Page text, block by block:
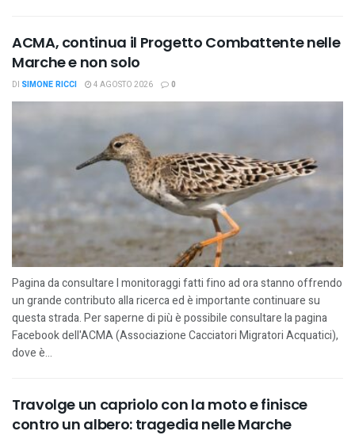
ACMA, continua il Progetto Combattente nelle
Marche e non solo
DI SIMONE RICCI 4 AGOSTO 2026 0
Pagina da consultare I monitoraggi fatti fino ad ora stanno offrendo
un grande contributo alla ricerca ed è importante continuare su
questa strada. Per saperne di più è possibile consultare la pagina
Facebook dell'ACMA (Associazione Cacciatori Migratori Acquatici),
dove è...
Travolge un capriolo con la moto e finisce
contro un albero: tragedia nelle Marche